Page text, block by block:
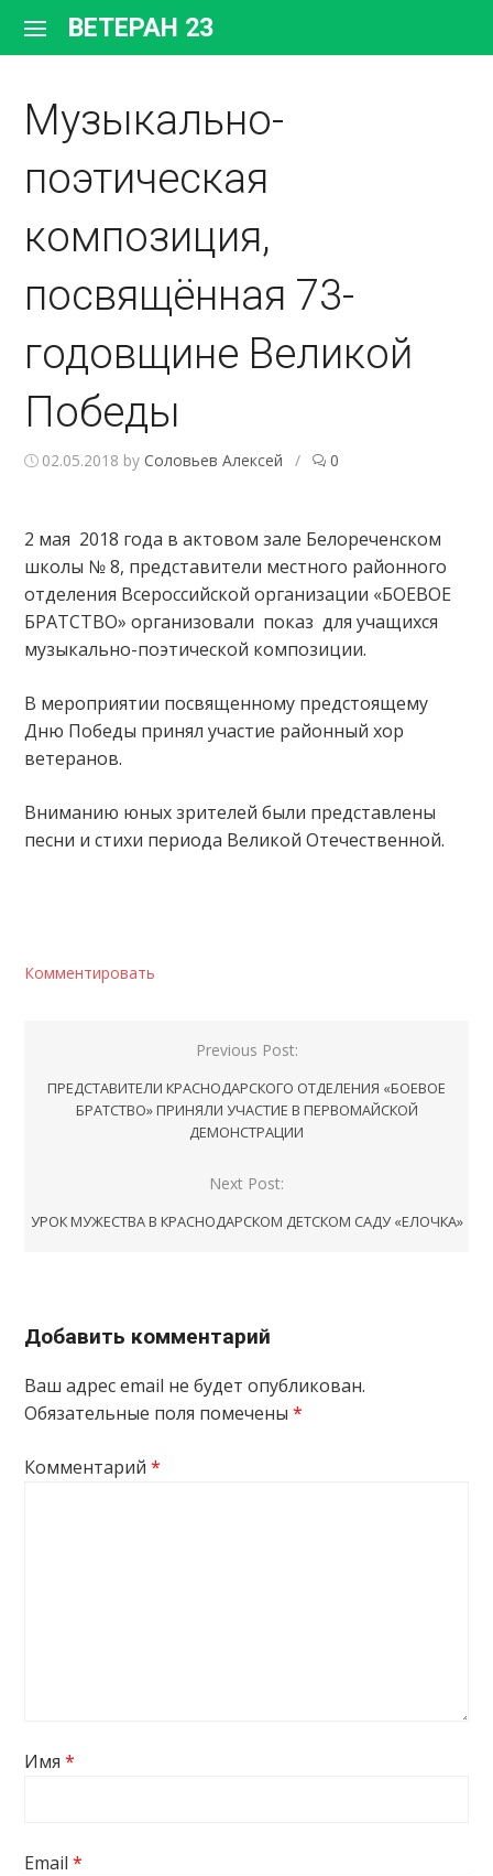
содержимому
ВЕТЕРАН 23
Музыкально-
поэтическая
композиция,
посвящённая 73-
годовщине Великой
Победы
02.05.2018 byСоловьев Алексей / 0
2 мая 2018 года в актовом зале Белореченском
школы № 8, представители местного районного
отделения Всероссийской организации «БОЕВОЕ
БРАТСТВО» организовали показ для учащихся
музыкально-поэтической композиции.
В мероприятии посвященному предстоящему
Дню Победы принял участие районный хор
ветеранов.
Вниманию юных зрителей были представлены
песни и стихи периода Великой Отечественной.
Комментировать
по
записям
Previous Post:
ПРЕДСТАВИТЕЛИ КРАСНОДАРСКОГО ОТДЕЛЕНИЯ «БОЕВОЕ
БРАТСТВО» ПРИНЯЛИ УЧАСТИЕ В ПЕРВОМАЙСКОЙ
ДЕМОНСТРАЦИИ
Next Post:
УРОК МУЖЕСТВА В КРАСНОДАРСКОМ ДЕТСКОМ САДУ «ЕЛОЧКА»
Добавить комментарий
Ваш адрес email не будет опубликован.
Обязательные поля помечены*
Комментарий*
Имя*
Email*